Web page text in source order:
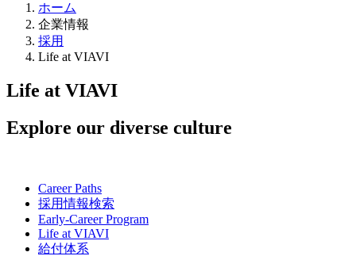
ホーム
企業情報
採用
Life at VIAVI
Life at VIAVI
Explore our diverse culture
Career Paths
採用情報検索
Early-Career Program
Life at VIAVI
給付体系